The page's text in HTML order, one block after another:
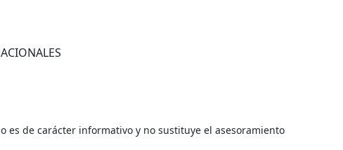
es de carácter informativo y no sustituye el asesoramiento